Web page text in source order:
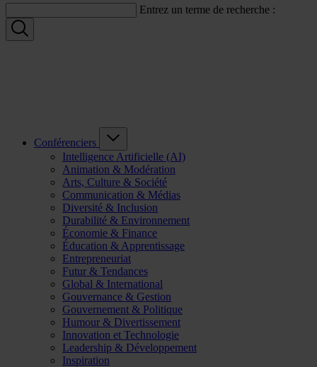
Entrez un terme de recherche :
Conférenciers
Intelligence Artificielle (AI)
Animation & Modération
Arts, Culture & Société
Communication & Médias
Diversité & Inclusion
Durabilité & Environnement
Économie & Finance
Éducation & Apprentissage
Entrepreneuriat
Futur & Tendances
Global & International
Gouvernance & Gestion
Gouvernement & Politique
Humour & Divertissement
Innovation et Technologie
Leadership & Développement
Inspiration